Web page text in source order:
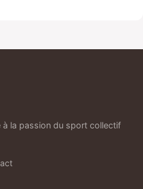
la passion du sport collectif